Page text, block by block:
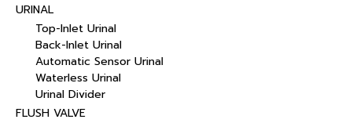
URINAL
Top-Inlet Urinal
Back-Inlet Urinal
Automatic Sensor Urinal
Waterless Urinal
Urinal Divider
FLUSH VALVE